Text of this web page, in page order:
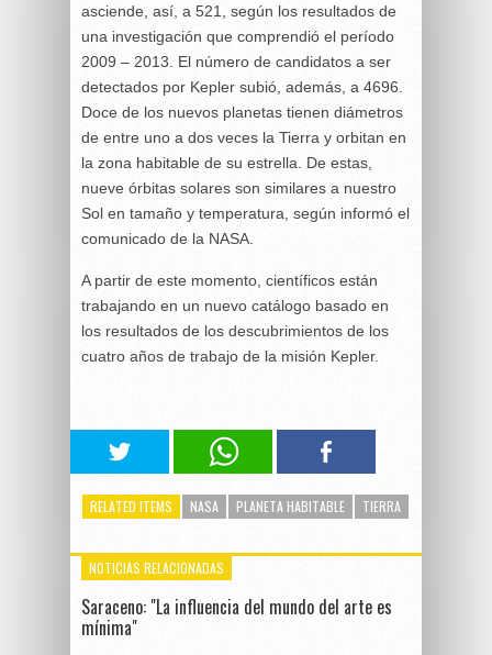
asciende, así, a 521, según los resultados de
una investigación que comprendió el período
2009 – 2013. El número de candidatos a ser
detectados por Kepler subió, además, a 4696.
Doce de los nuevos planetas tienen diámetros
de entre uno a dos veces la Tierra y orbitan en
la zona habitable de su estrella. De estas,
nueve órbitas solares son similares a nuestro
Sol en tamaño y temperatura, según informó el
comunicado de la NASA.
A partir de este momento, científicos están
trabajando en un nuevo catálogo basado en
los resultados de los descubrimientos de los
cuatro años de trabajo de la misión Kepler.
RELATED ITEMS NASA PLANETA HABITABLE TIERRA
NOTICIAS RELACIONADAS
Saraceno: "La influencia del mundo del arte es
mínima"